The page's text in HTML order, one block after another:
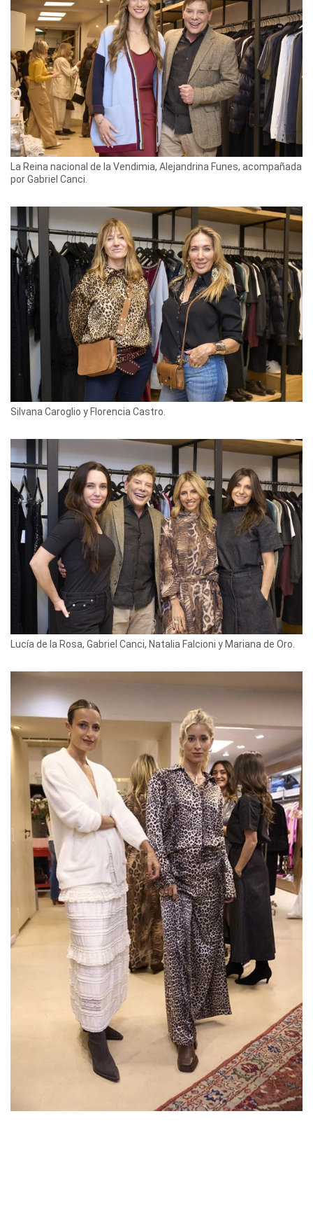
La Reina nacional de la Vendimia, Alejandrina Funes, acompañada
por Gabriel Canci.
Silvana Caroglio y Florencia Castro.
Lucía de la Rosa, Gabriel Canci, Natalia Falcioni y Mariana de Oro.